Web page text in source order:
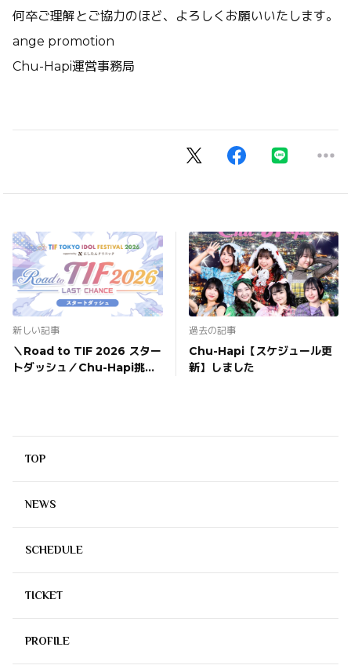
何卒ご理解とご協力のほど、よろしくお願いいたします。
ange promotion
Chu-Hapi運営事務局
新しい記事
＼Road to TIF 2026 スター
トダッシュ／Chu-Hapi挑戦
過去の記事
Chu-Hapi【スケジュール更
新】しました
TOP
NEWS
SCHEDULE
TICKET
PROFILE